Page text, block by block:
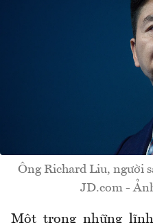
Ông Richard Liu, người
JD.com -
Một trong những